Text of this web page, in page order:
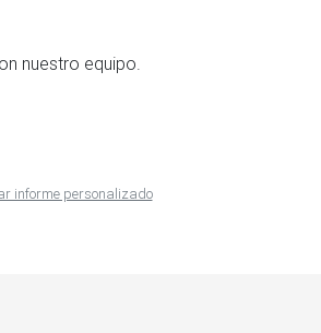
nuestro equipo.
informe personalizado